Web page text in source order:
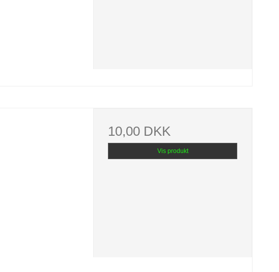
10,00 DKK
Vis produkt